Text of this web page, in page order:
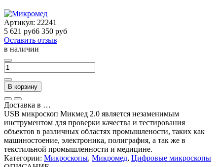
Артикул: 22241
5 621 руб6 350 руб
Оставить отзыв
в наличии
В корзину
Доставка в …
USB микроскоп Микмед 2.0 является незаменимым
инструментом для проверки качества и тестирования
объектов в различных областях промышлености, таких как
машиностоение, электроника, полиграфия, а так же в
текстильной промышленности и медицине.
Категории: Микроскопы, Микромед, Цифровые микроскопы